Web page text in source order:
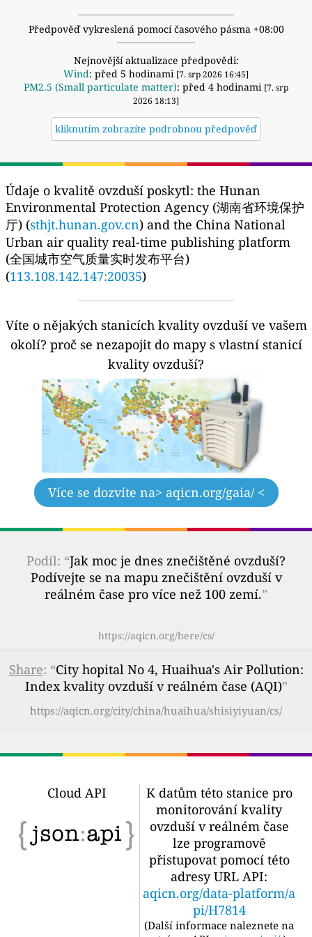
Předpověď vykreslená pomocí časového pásma +08:00
Nejnovější aktualizace předpovědi:
Wind: před 5 hodinami [7. srp 2026 16:45]
PM2.5 (Small particulate matter): před 4 hodinami [7. srp
2026 18:13]
kliknutím zobrazíte podrobnou předpověď
Údaje o kvalitě ovzduší poskytl: the Hunan
Environmental Protection Agency (湖南省环境保护
厅) (sthjt.hunan.gov.cn) and the China National
Urban air quality real-time publishing platform
(全国城市空气质量实时发布平台)
(113.108.142.147:20035)
Víte o nějakých stanicích kvality ovzduší ve vašem
okolí? proč se nezapojit do mapy s vlastní stanicí
kvality ovzduší?
Více se dozvíte na> aqicn.org/gaia/ <
Podíl: “Jak moc je dnes znečištěné ovzduší?
Podívejte se na mapu znečištění ovzduší v
reálném čase pro více než 100 zemí.”
https://aqicn.org/here/cs/
Share: “City hopital No 4, Huaihua's Air Pollution:
Index kvality ovzduší v reálném čase (AQI)”
https://aqicn.org/city/china/huaihua/shisiyiyuan/cs/
Cloud API
K datům této stanice pro
monitorování kvality
ovzduší v reálném čase
lze programově
přistupovat pomocí této
adresy URL API:
aqicn.org/data-platform/a
pi/H7814
(Další informace naleznete na